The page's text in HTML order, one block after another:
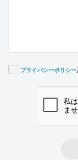
プライバシーポリシー